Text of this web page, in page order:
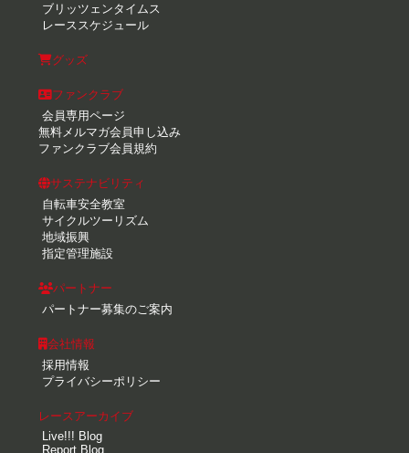
ブリッツェンタイムス
レーススケジュール
グッズ
ファンクラブ
会員専用ページ
無料メルマガ会員申し込み
ファンクラブ会員規約
サステナビリティ
自転車安全教室
サイクルツーリズム
地域振興
指定管理施設
パートナー
パートナー募集のご案内
会社情報
採用情報
プライバシーポリシー
レースアーカイブ
Live!!! Blog
Report Blog